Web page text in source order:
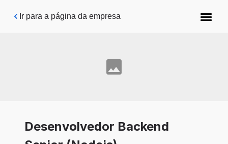
Pular para o conteúdo principal
Ir para a página da empresa
Desenvolvedor Backend